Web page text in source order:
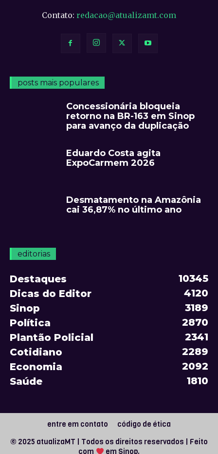
Contato: redacao@atualizamt.com
posts mais populares
Concessionária bloqueia
retorno na BR-163 em Sinop
para avanço da duplicação
Eduardo Costa agita
ExpoCarmem 2026
Desmatamento na Amazônia
cai 36,87% no último ano
editorias
Destaques
10345
Dicas do Editor
4120
Sinop
3189
Política
2870
Plantão Policial
2341
Cotidiano
2289
Economia
2092
Saúde
1810
entre em contato
código de ética
© 2025 atualizaMT | Todos os direitos reservados | Feito
com
em Sinop.